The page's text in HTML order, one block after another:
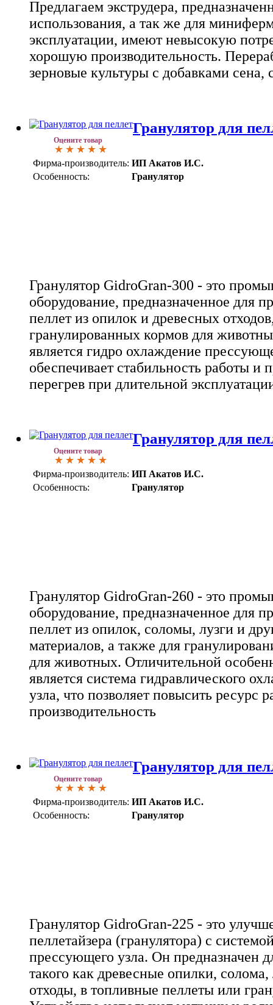
Предлагаем экструдера,
использования, а так же для
эксплуатации, имеют невысокую
хорошую производительность.
зерновые культуры с добавками
Оцените товар
Гранулятор для
Фирма-производитель: ИП Акатов И.С.
Особенность:
Гранулятор
Гранулятор GidroGran-300 - это
оборудование, предназначенное для
пеллет из опилок и древесных
гранулированных кормов для
является гидро охлаждение
обеспечивает стабильность работы и
перегрев при длительной
Оцените товар
Гранулятор для
Фирма-производитель: ИП Акатов И.С.
Особенность:
Гранулятор
Гранулятор GidroGran-260 - это
оборудование, предназначенное для
пеллет из опилок, соломы, лузги и
материалов, а также для
для животных. Отличительной
является система гидравлического
узла, что позволяет повысить ресурс
производительность
Оцените товар
Гранулятор для
Фирма-производитель: ИП Акатов И.С.
Особенность:
Гранулятор
Гранулятор GidroGran-225 - это
пеллетайзера (гранулятора) с
прессующего узла. Он предназначен
такого как древесные опилки, солома,
отходы, в топливные пеллеты или